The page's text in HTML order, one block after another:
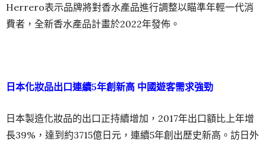
Herrero表示品牌將對香水產品進行調整以瞄準年輕一代消
費者，全新香水產品計畫於2022年發佈。
日本化妝品出口連續5年創新高 中國遊客需求強勁
日本製造化妝品的出口正持續增加，2017年出口額比上年增
長39%，達到約3715億日元，連續5年創出歷史新高。訪日外